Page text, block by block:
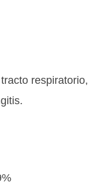
respiratorio,